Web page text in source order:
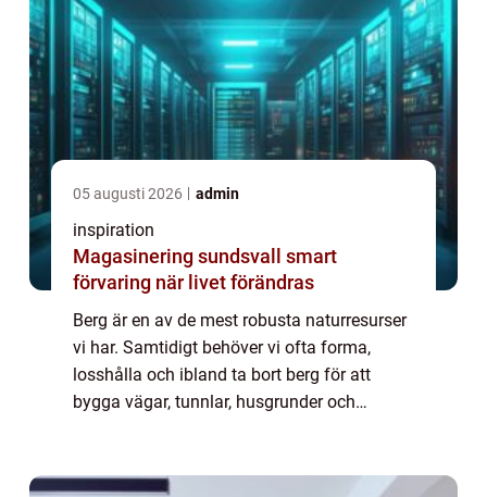
05 augusti 2026 admin
inspiration
Magasinering sundsvall smart
förvaring när livet förändras
Berg är en av de mest robusta naturresurser
vi har. Samtidigt behöver vi ofta forma,
losshålla och ibland ta bort berg för att
bygga vägar, tunnlar, husgrunder och
ocks...